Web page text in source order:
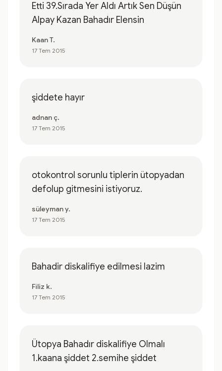
Etti 39.Sırada Yer Aldı Artık Sen Düşün
Alpay Kazan Bahadır Elensin
Kaan T.
17 Tem 2015
şiddete hayır
adnan ç.
17 Tem 2015
otokontrol sorunlu tiplerin ütopyadan
defolup gitmesini istiyoruz.
süleyman y.
17 Tem 2015
Bahadir diskalifiye edilmesi lazim
Filiz k.
17 Tem 2015
Ütopya Bahadır diskalifiye Olmalı
1.kaana şiddet 2.semihe şiddet